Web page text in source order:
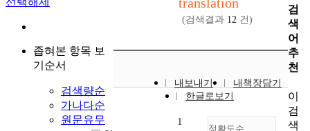
좁혀본 항목 보
기순서
검색량순
가나다순
원문유무
translation
(검색결과 12 건)
내보내기
내책장담기
한글로보기
정확도순
1
검
색
어
추
천
이
검
색